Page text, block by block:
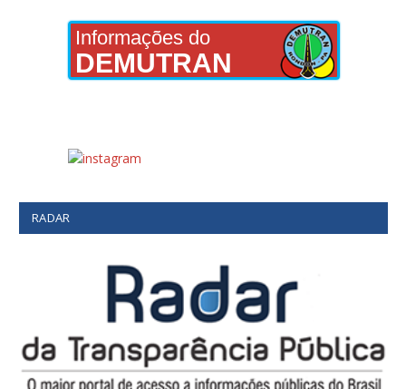
Informações do
DEMUTRAN
RADAR